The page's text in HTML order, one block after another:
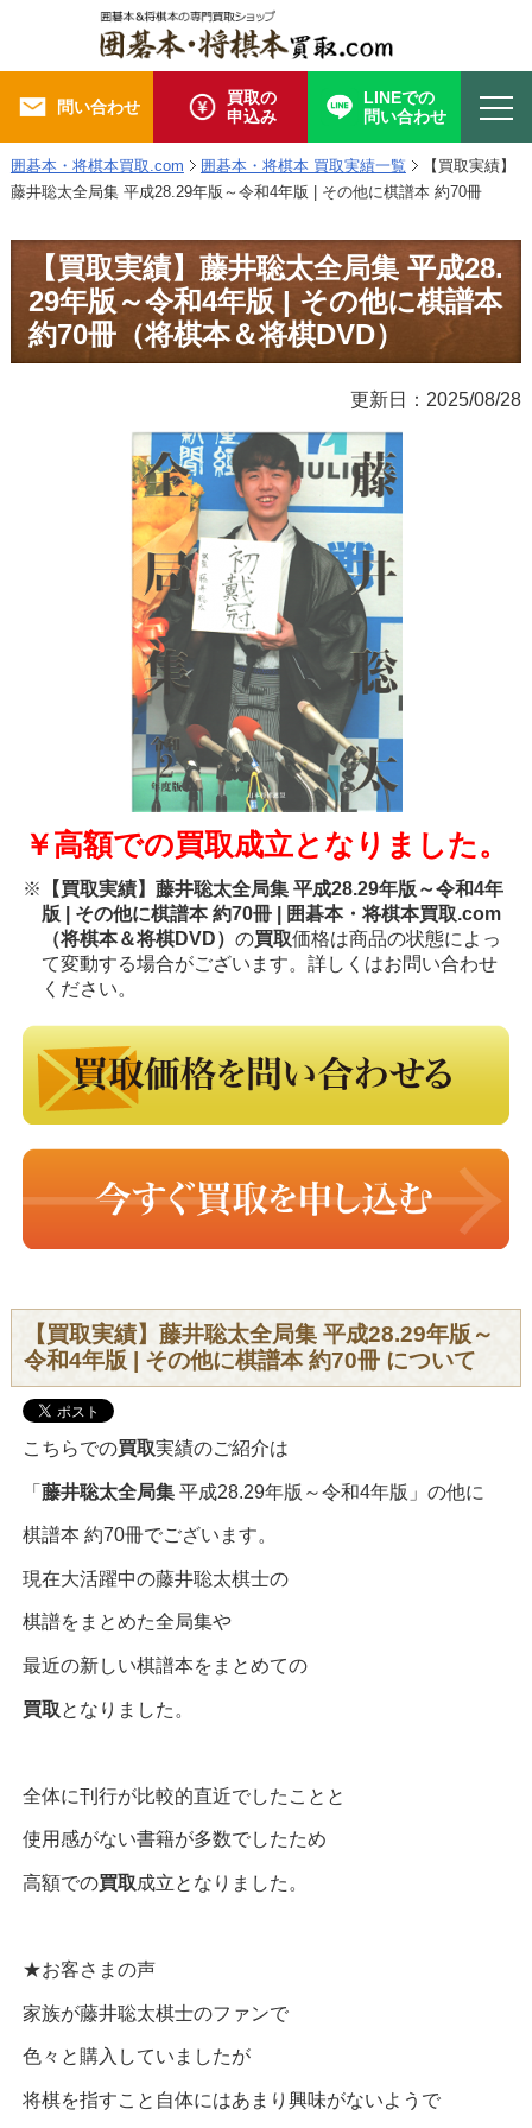
問い合わせ
買取の
申込み
LINEでの
問い合わせ
囲碁本・将棋本買取.com 囲碁本・将棋本 買取実績一覧
【買取実績】
藤井聡太全局集 平成28.29年版～令和4年版 | その他に棋譜本 約70冊
【買取実績】藤井聡太全局集 平成28.
29年版～令和4年版 | その他に棋譜本
約70冊（将棋本＆将棋DVD）
更新日：2025/08/28
￥高額での買取成立となりました。
※
【買取実績】藤井聡太全局集 平成28.29年版～令和4年
版 | その他に棋譜本 約70冊 | 囲碁本・将棋本買取.com
（将棋本＆将棋DVD） の買取価格は商品の状態によっ
て変動する場合がございます。詳しくはお問い合わせ
ください。
【買取実績】藤井聡太全局集 平成28.29年版～
令和4年版 | その他に棋譜本 約70冊 について
こちらでの買取実績のご紹介は
「 藤井聡太全局集 平成28.29年版～令和4年版」の他に
棋譜本 約70冊でございます。
現在大活躍中の藤井聡太棋士の
棋譜をまとめた全局集や
最近の新しい棋譜本をまとめての
買取となりました。
全体に刊行が比較的直近でしたことと
使用感がない書籍が多数でしたため
高額での買取成立となりました。
★お客さまの声
家族が藤井聡太棋士のファンで
色々と購入していましたが
将棋を指すこと自体にはあまり興味がないようで